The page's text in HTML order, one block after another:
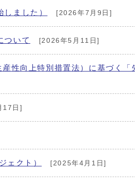
ました） [2026年7月9日]
ついて [2026年5月11日]
性向上特別措置法）に基づく
17日]
ェクト） [2025年4月1日]